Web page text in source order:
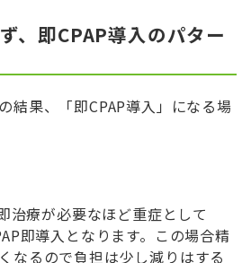
、即CPAP導入のパター
結果、「即CPAP導入」になる場
治療が必要なほど重症として
即導入となります。この場合精
なるので負担は少し減りはする